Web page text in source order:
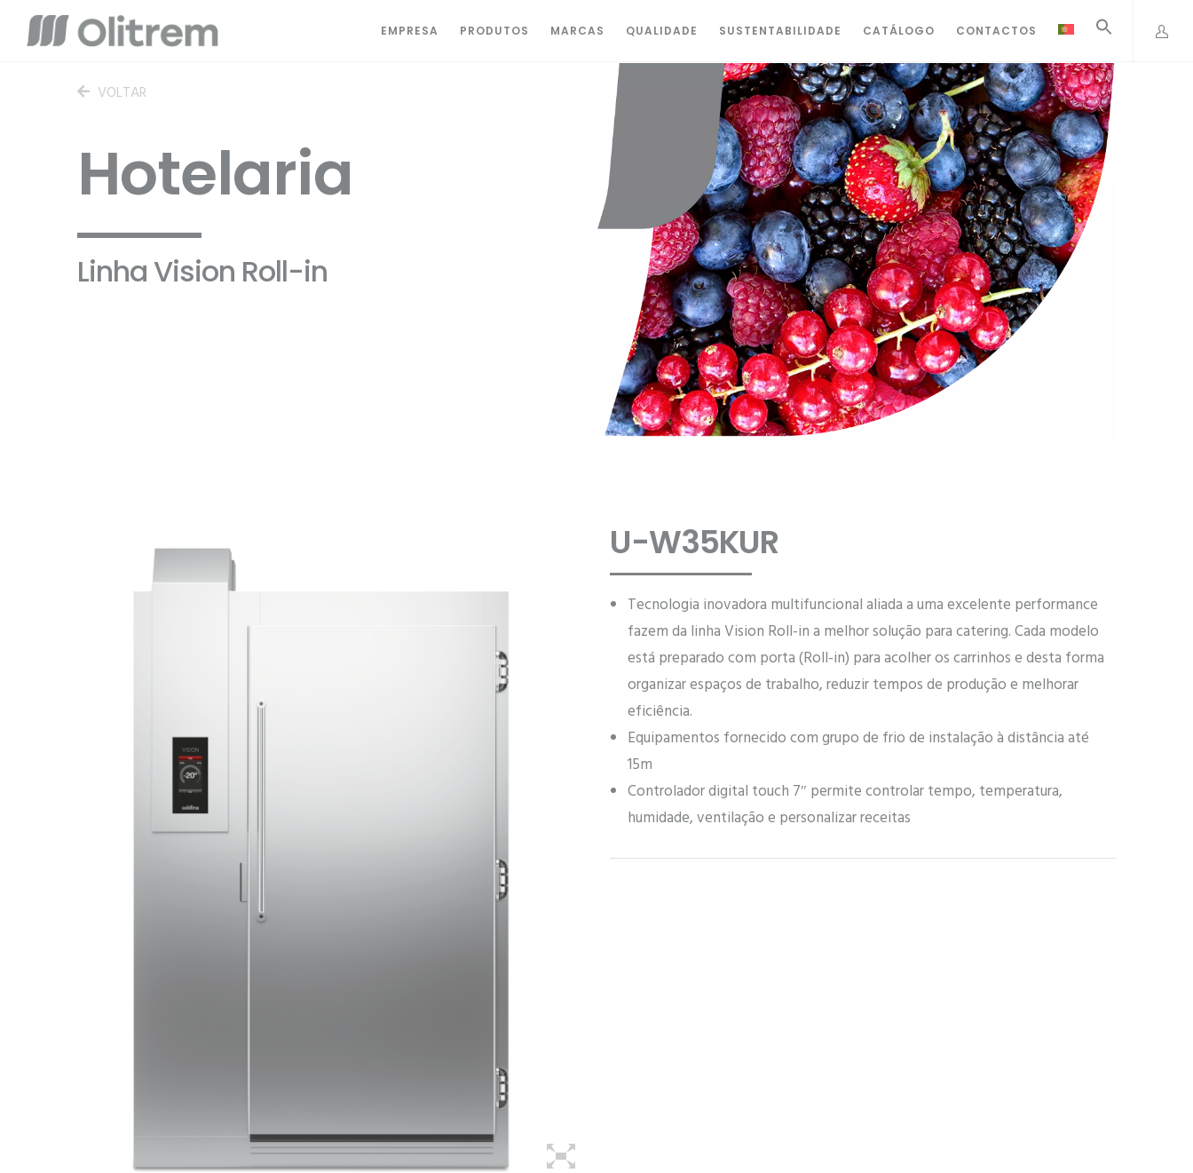
EMPRESA PRODUTOS MARCAS QUALIDADE SUSTENTABILIDADE CATÁLOGO CONTACTOS
VOLTAR
Hotelaria
Linha Vision Roll-in
U-W35KUR
Tecnologia inovadora multifuncional aliada a uma excelente performance
fazem da linha Vision Roll-in a melhor solução para catering. Cada modelo
está preparado com porta (Roll-in) para acolher os carrinhos e desta forma
organizar espaços de trabalho, reduzir tempos de produção e melhorar
eficiência.
Equipamentos fornecido com grupo de frio de instalação à distância até
15m
Controlador digital touch 7″ permite controlar tempo, temperatura,
humidade, ventilação e personalizar receitas